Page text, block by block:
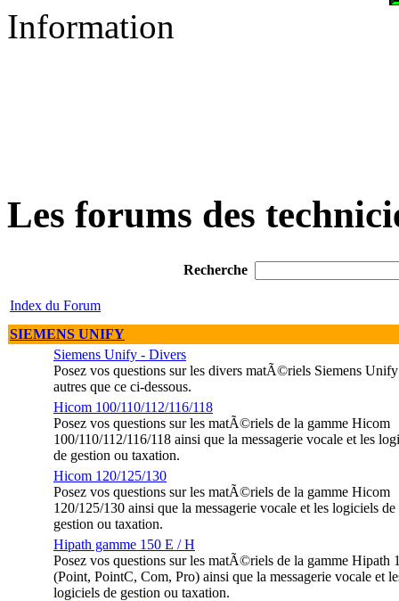
Information
Les forums des
Recherche
Index du Forum
SIEMENS UNIFY
Siemens Unify - Divers
Posez vos questions sur les divers matÃ©riels Siemens Unify
autres que ce ci-dessous.
Hicom 100/110/112/116/118
Posez vos questions sur les matÃ©riels de la gamme Hicom
100/110/112/116/118 ainsi que la messagerie vocale et les
de gestion ou taxation.
Hicom 120/125/130
Posez vos questions sur les matÃ©riels de la gamme Hicom
120/125/130 ainsi que la messagerie vocale et les logiciels de
gestion ou taxation.
Hipath gamme 150 E / H
Posez vos questions sur les matÃ©riels de la gamme Hipath
(Point, PointC, Com, Pro) ainsi que la messagerie vocale et
logiciels de gestion ou taxation.